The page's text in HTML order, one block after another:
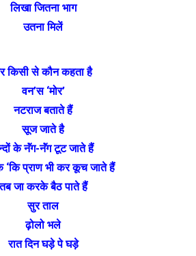
लिखा जितना भाग
उतना मिलें
किसी से कौन कहता है
वन’स ‘मोर’
नटराज बताते हैं
सूज जाते है
के नॅंग-नॅंग टूट जाते हैं
‘कि प्राण भी कर कूच जाते हैं
जा करके बैठ पाते हैं
सुर ताल
ढ़ोलो भले
रात दिन घड़े पे घड़े